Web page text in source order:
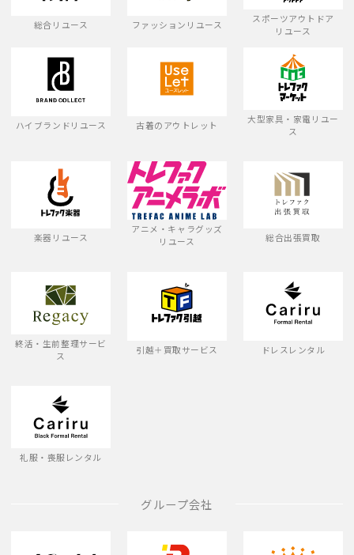
総合リユース ファッションリユース
スポーツアウトドア
リユース
ハイブランドリユース 古着のアウトレット
大型家具・家電リユー
ス
楽器リユース
アニメ・キャラグッズ
リユース
総合出張買取
終活・生前整理サービ
ス
引越＋買取サービス ドレスレンタル
礼服・喪服レンタル
グループ会社